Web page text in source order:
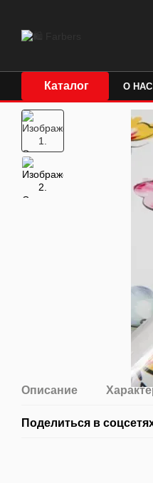
Каталог О НАС
Описание
Поделиться в